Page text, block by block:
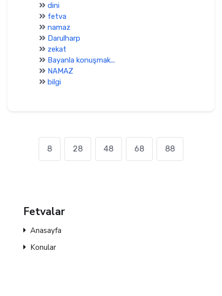
dini
fetva
namaz
Darulharp
zekat
Bayanla konuşmak...
NAMAZ
bilgi
8 28 48 68 88
Fetvalar
Anasayfa
Konular